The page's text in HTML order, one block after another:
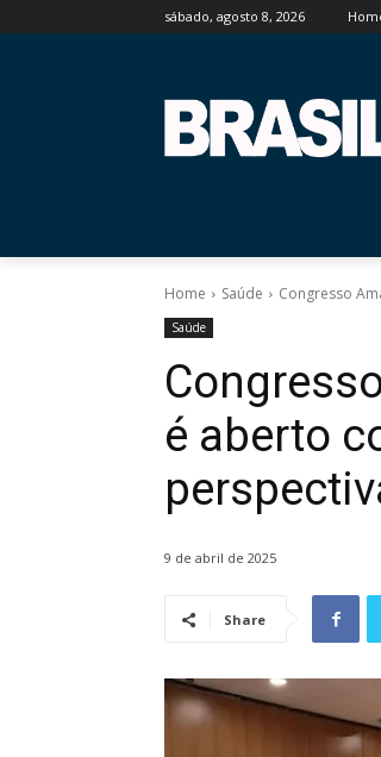
sábado, agosto 8, 2026
Home Saúde Congresso
Saúde
é aberto
9 de abril de 2025
Share